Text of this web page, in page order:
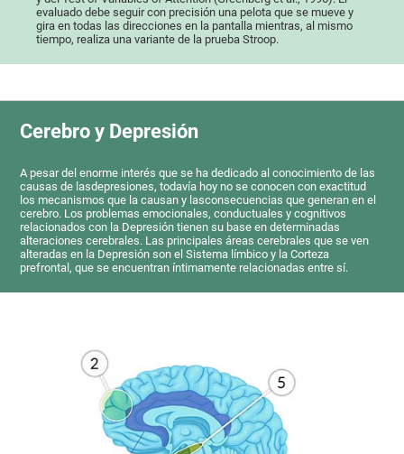
evaluado debe seguir con precisión una pelota que se mueve y
gira en todas las direcciones en la pantalla mientras, al mismo
tiempo, realiza una variante de la prueba Stroop.
Cerebro y Depresión
A pesar del enorme interés que se ha dedicado al conocimiento de las
causas de lasdepresiones, todavía hoy no se conocen con exactitud
los mecanismos que la causan y lasconsecuencias que generan en el
cerebro. Los problemas emocionales, conductuales y cognitivos
relacionados con la Depresión tienen su base en determinadas
alteraciones cerebrales. Las principales áreas cerebrales que se ven
alteradas en la Depresión son el Sistema límbico y la Corteza
prefrontal, que se encuentran íntimamente relacionadas entre sí.